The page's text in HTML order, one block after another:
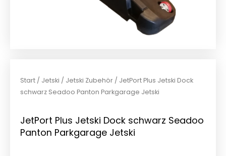
Start / Jetski / Jetski Zubehör / JetPort Plus Jetski Dock
schwarz Seadoo Panton Parkgarage Jetski
JetPort Plus Jetski Dock schwarz Seadoo
Panton Parkgarage Jetski